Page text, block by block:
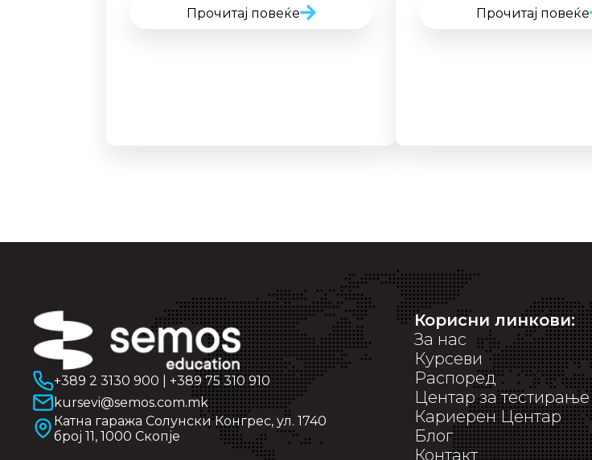
Прочитај повеќе Прочитај повеќе
+389 2 3130 900
+389 75 310 910
kursevi@semos.com.mk
Катна гаража Солунски Конгрес, ул. 1740
број 11, 1000 Скопје
Корисни линкови:
За нас
Курсеви
Распоред
Центар за тестирање
Кариерен Центар
Блог
Контакт